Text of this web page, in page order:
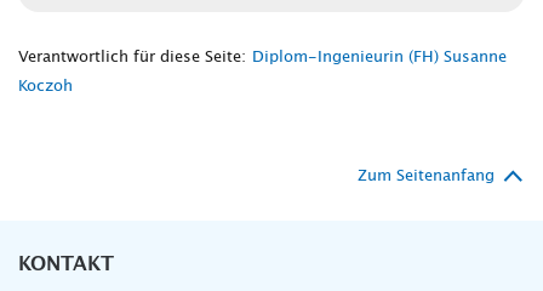
Verantwortlich für diese Seite:
Diplom-Ingenieurin (FH) Susanne
Koczoh
Zum Seitenanfang
KONTAKT